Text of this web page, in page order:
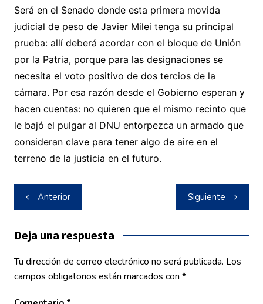
Será en el Senado donde esta primera movida
judicial de peso de Javier Milei tenga su principal
prueba: allí deberá acordar con el bloque de Unión
por la Patria, porque para las designaciones se
necesita el voto positivo de dos tercios de la
cámara. Por esa razón desde el Gobierno esperan y
hacen cuentas: no quieren que el mismo recinto que
le bajó el pulgar al DNU entorpezca un armado que
consideran clave para tener algo de aire en el
terreno de la justicia en el futuro.
Navegación
de
entradas
Anterior Siguiente
Deja una respuesta
Tu dirección de correo electrónico no será publicada. Los
campos obligatorios están marcados con *